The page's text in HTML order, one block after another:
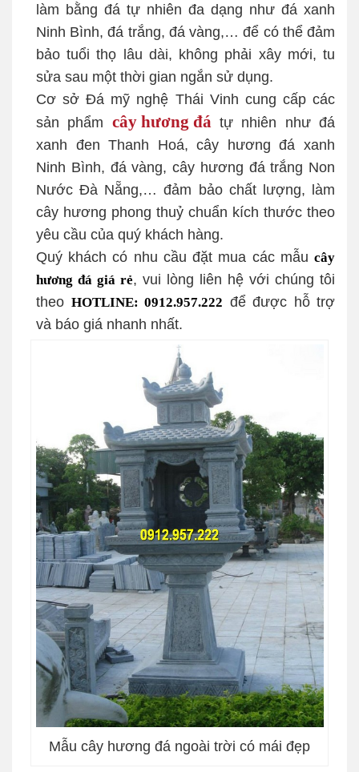
làm bằng đá tự nhiên đa dạng như đá xanh
Ninh Bình, đá trắng, đá vàng,… để có thể đảm
bảo tuổi thọ lâu dài, không phải xây mới, tu
sửa sau một thời gian ngắn sử dụng.
Cơ sở Đá mỹ nghệ Thái Vinh cung cấp các
sản phẩm cây hương đá tự nhiên như đá
xanh đen Thanh Hoá, cây hương đá xanh
Ninh Bình, đá vàng, cây hương đá trắng Non
Nước Đà Nẵng,… đảm bảo chất lượng, làm
cây hương phong thuỷ chuẩn kích thước theo
yêu cầu của quý khách hàng.
Quý khách có nhu cầu đặt mua các mẫu cây
hương đá giá rẻ, vui lòng liên hệ với chúng tôi
theo HOTLINE: 0912.957.222 để được hỗ trợ
và báo giá nhanh nhất.
Mẫu cây hương đá ngoài trời có mái đẹp